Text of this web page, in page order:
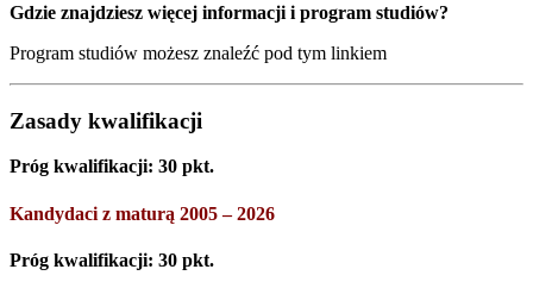
Gdzie znajdziesz więcej informacji i program studiów?
Program studiów możesz znaleźć pod tym linkiem
Zasady kwalifikacji
Próg kwalifikacji: 30 pkt.
Kandydaci z maturą 2005 – 2026
Próg kwalifikacji: 30 pkt.